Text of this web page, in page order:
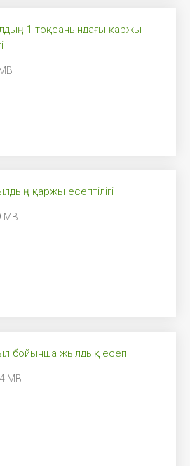
1-тоқсанындағы қаржы
қаржы есептілігі
MB
бойынша жылдық есеп
MB